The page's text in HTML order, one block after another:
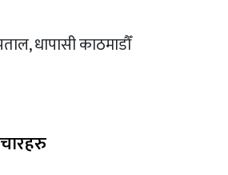
धापासी काठमाडौँ